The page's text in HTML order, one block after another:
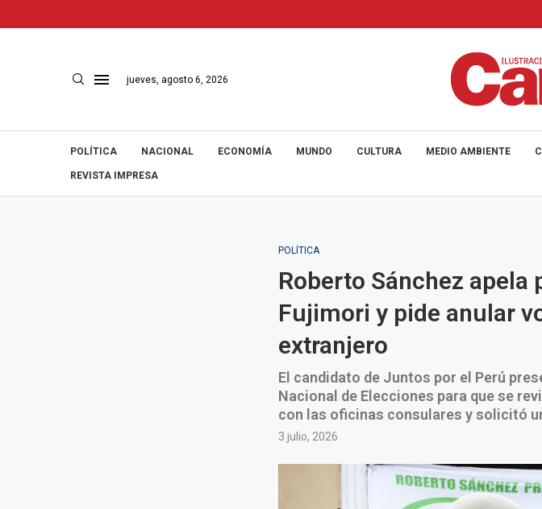
jueves, agosto 6, 2026
POLÍTICA NACIONAL ECONOMÍA MUNDO CULTURA MEDIO AMBIENTE
REVISTA IMPRESA
POLÍTICA
Roberto Sánchez
Fujimori y pide anular
extranjero
El candidato de Juntos por el Perú
Nacional de Elecciones para que se
con las oficinas consulares y solicitó
3 julio, 2026